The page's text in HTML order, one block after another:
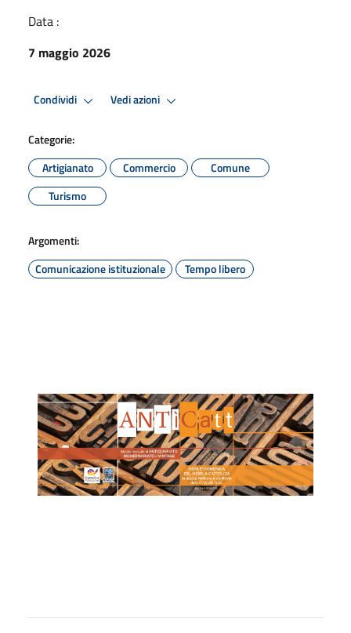
Data :
7 maggio 2026
Condividi Vedi azioni
Categorie:
Artigianato
Commercio
Comune
Turismo
Argomenti:
Comunicazione istituzionale
Tempo libero